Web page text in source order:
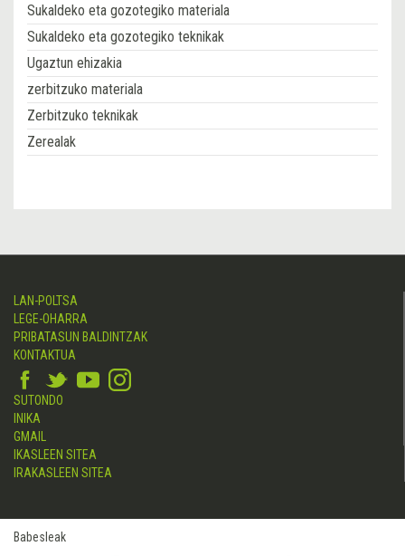
Sukaldeko eta gozotegiko materiala
Sukaldeko eta gozotegiko teknikak
Ugaztun ehizakia
zerbitzuko materiala
Zerbitzuko teknikak
Zerealak
LAN-POLTSA
LEGE-OHARRA
PRIBATASUN BALDINTZAK
KONTAKTUA
SUTONDO
INIKA
GMAIL
IKASLEEN SITEA
IRAKASLEEN SITEA
Babesleak